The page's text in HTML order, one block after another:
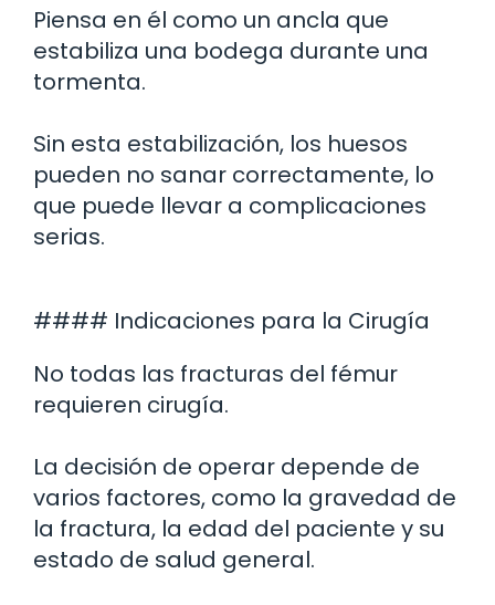
Piensa en él como un ancla que
estabiliza una bodega durante una
tormenta.
Sin esta estabilización, los huesos
pueden no sanar correctamente, lo
que puede llevar a complicaciones
serias.
#### Indicaciones para la Cirugía
No todas las fracturas del fémur
requieren cirugía.
La decisión de operar depende de
varios factores, como la gravedad de
la fractura, la edad del paciente y su
estado de salud general.